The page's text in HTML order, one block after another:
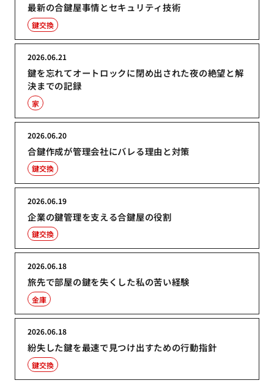
最新の合鍵屋事情とセキュリティ技術
鍵交換
鍵を忘れてオートロックに閉め出された夜の絶望と解
決までの記録
2026.06.21
家
合鍵作成が管理会社にバレる理由と対策
2026.06.20
鍵交換
企業の鍵管理を支える合鍵屋の役割
2026.06.19
鍵交換
旅先で部屋の鍵を失くした私の苦い経験
2026.06.18
金庫
紛失した鍵を最速で見つけ出すための行動指針
2026.06.18
鍵交換